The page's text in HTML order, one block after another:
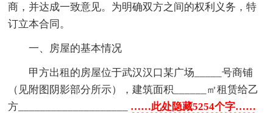
商，并达成一致意见。为明确双方之间的权利义务，特
订立本合同。
一、房屋的基本情况
甲方出租的房屋位于武汉汉口某广场_____号商铺
（见附图阴影部分所示），建筑面积______㎡租赁给乙
方____________________ ……此处隐藏5254个字……